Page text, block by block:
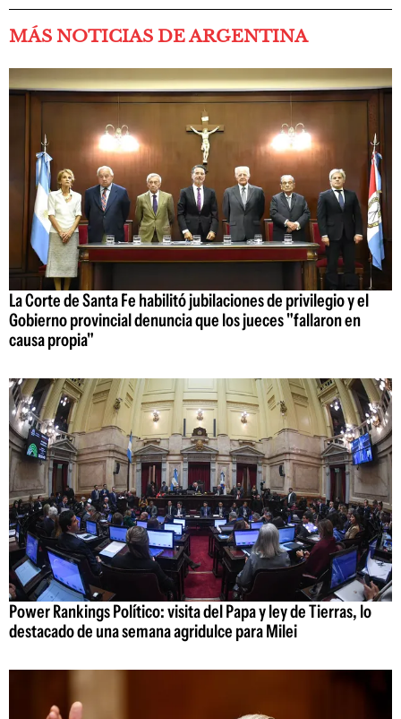
MÁS NOTICIAS DE ARGENTINA
La Corte de Santa Fe habilitó jubilaciones de privilegio y el
Gobierno provincial denuncia que los jueces "fallaron en
causa propia"
Power Rankings Político: visita del Papa y ley de Tierras, lo
destacado de una semana agridulce para Milei